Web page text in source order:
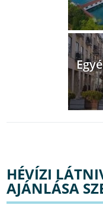
HÉVÍZI
AJÁNLÁSA